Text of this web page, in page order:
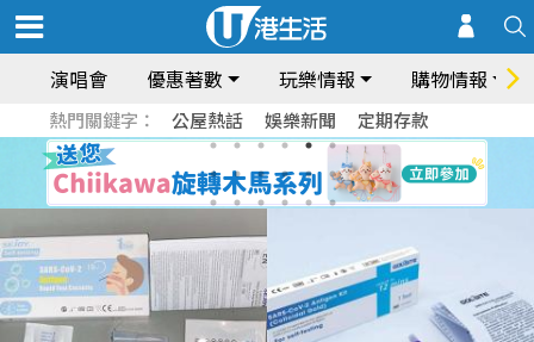
演唱會 優惠著數 玩樂情報 購物情報
熱門關鍵字： 公屋熱話 娛樂新聞 定期存款